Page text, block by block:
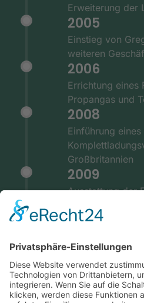
Erweiterung der
2005
Einstieg von
weiteren
2006
Errichtung eines
Propangas und
2008
Einführung
Großbritannien
2009
Ausstattung der
2010
Technische Gase
2014
Umzug